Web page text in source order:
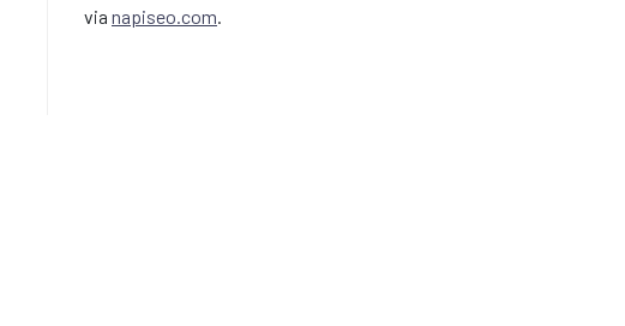
via napiseo.com